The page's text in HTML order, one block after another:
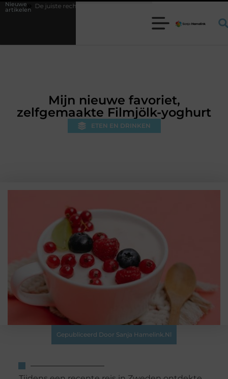
Nieuwe
artikelen
rechthoekige trampoline kiezen voor jouw tuin
Mijn nieuwe favoriet,
zelfgemaakte Filmjölk-yoghurt
ETEN EN DRINKEN
Gepubliceerd Door Sanja Hamelink.nl